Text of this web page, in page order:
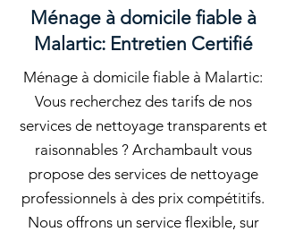
Ménage à domicile fiable à
Malartic: Entretien Certifié
Ménage à domicile fiable à Malartic:
Vous recherchez des tarifs de nos
services de nettoyage transparents et
raisonnables ? Archambault vous
propose des services de nettoyage
professionnels à des prix compétitifs.
Nous offrons un service flexible, sur